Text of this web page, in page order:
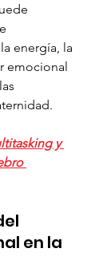
energía, la
emocional
y
en la